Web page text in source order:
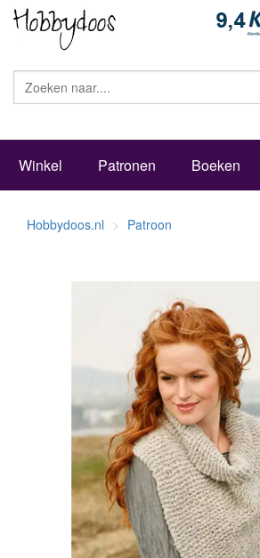
Winkel Patronen Boeken
Hobbydoos.nl Patroon